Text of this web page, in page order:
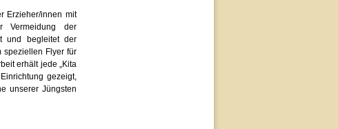
Erzieher/innen mit
Vermeidung der
und begleitet der
speziellen Flyer für
erhält jede „Kita
gezeigt,
unserer Jüngsten